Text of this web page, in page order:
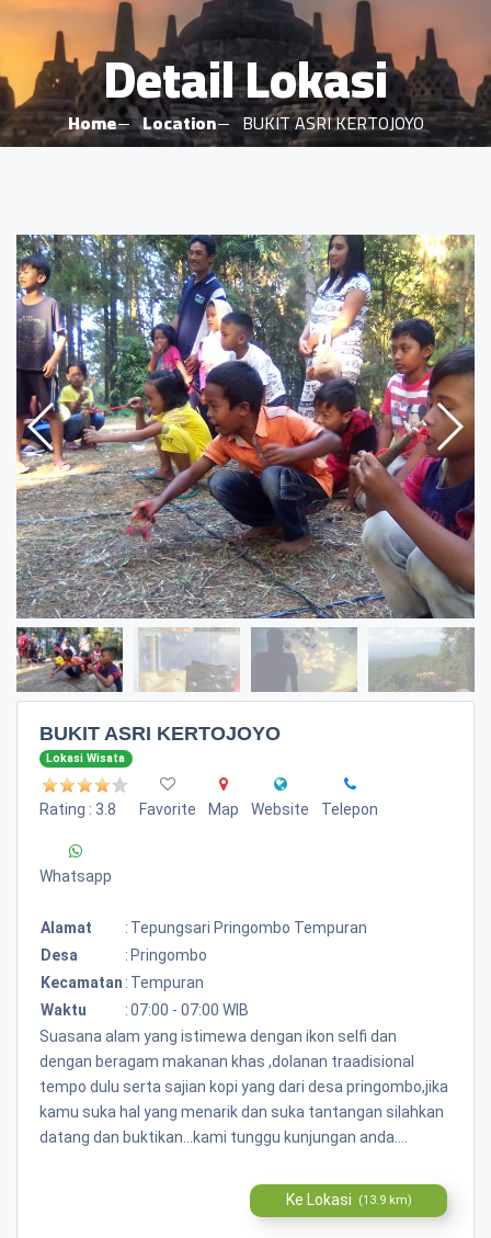
Detail Lokasi
Home Location BUKIT ASRI KERTOJOYO
BUKIT ASRI KERTOJOYO
Lokasi Wisata
Rating : 3.8 Favorite Map Website Telepon
Whatsapp
Alamat : Tepungsari Pringombo Tempuran
Desa
: Pringombo
Kecamatan : Tempuran
Waktu
:07:00 - 07:00 WIB
Suasana alam yang istimewa dengan ikon selfi dan
dengan beragam makanan khas ,dolanan traadisional
tempo dulu serta sajian kopi yang dari desa pringombo,jika
kamu suka hal yang menarik dan suka tantangan silahkan
datang dan buktikan...kami tunggu kunjungan anda....
Ke Lokasi (13.9 km)